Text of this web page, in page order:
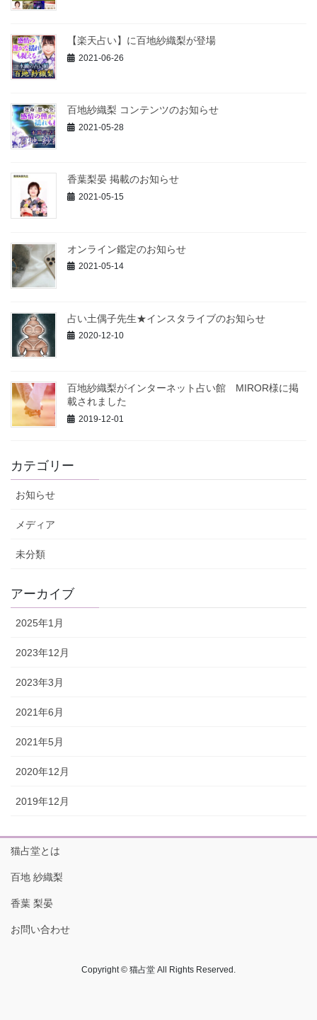
【楽天占い】に百地紗織梨が登場
2021-06-26
百地紗織梨 コンテンツのお知らせ
2021-05-28
香葉梨晏 掲載のお知らせ
2021-05-15
オンライン鑑定のお知らせ
2021-05-14
占い土偶子先生★インスタライブのお知らせ
2020-12-10
百地紗織梨がインターネット占い館 MIROR様に掲
載されました
2019-12-01
カテゴリー
お知らせ
メディア
未分類
アーカイブ
2025年1月
2023年12月
2023年3月
2021年6月
2021年5月
2020年12月
2019年12月
猫占堂とは
百地 紗織梨
香葉 梨晏
お問い合わせ
Copyright © 猫占堂 All Rights Reserved.